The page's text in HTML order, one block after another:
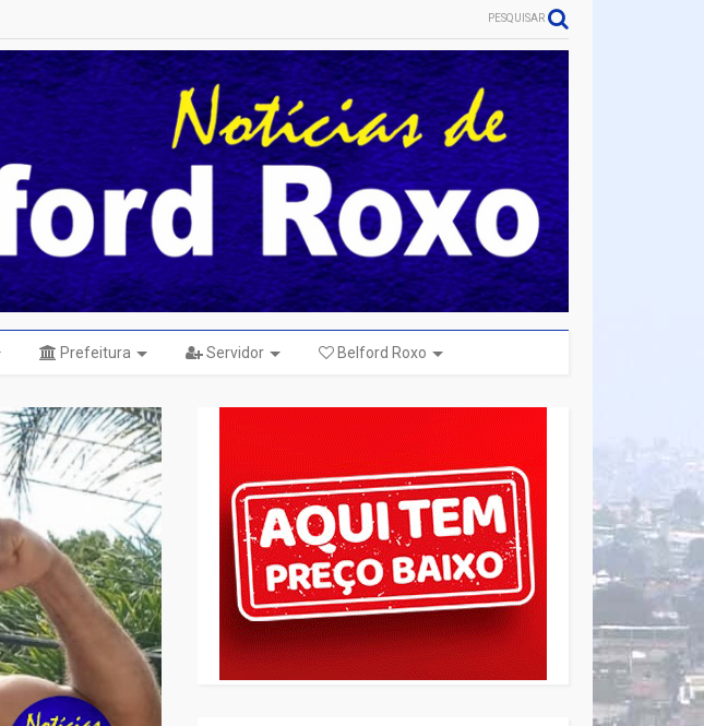
PESQUISAR
Prefeitura Servidor Belford Roxo